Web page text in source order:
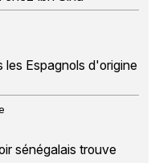
les Espagnols d'origine
sénégalais trouve